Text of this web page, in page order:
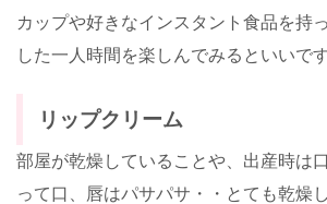
カップや好きなインスタント食品を持
した一人時間を楽しんでみるといいです
リップクリーム
部屋が乾燥していることや、出産時は
って口、唇はパサパサ・・とても乾燥